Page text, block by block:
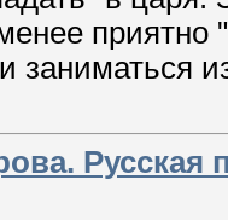
приятно
заниматься
Русская